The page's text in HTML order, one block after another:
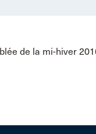
de la mi-hiver